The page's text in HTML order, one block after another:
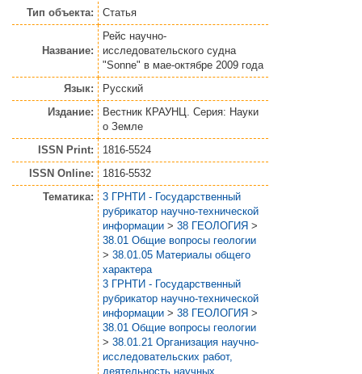
Тип объекта: Статья
Название:
Рейс научно-
исследовательского судна
"Sonne" в мае-октябре 2009 года
Язык:
Русский
Издание:
Вестник КРАУНЦ. Серия: Науки
о Земле
ISSN Print:
1816-5524
ISSN Online:
1816-5532
Тематика:
3 ГРНТИ - Государственный
рубрикатор научно-технической
информации > 38 ГЕОЛОГИЯ >
38.01 Общие вопросы геологии
> 38.01.05 Материалы общего
характера
3 ГРНТИ - Государственный
рубрикатор научно-технической
информации > 38 ГЕОЛОГИЯ >
38.01 Общие вопросы геологии
> 38.01.21 Организация научно-
исследовательских работ,
деятельность научных